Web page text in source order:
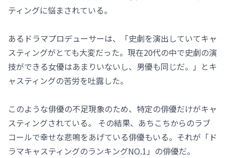
ティングに悩まされている。
あるドラマプロデューサーは、「史劇を演出していてキャ
スティングがとても大変だった。現在20代の中で史劇の演
技ができる女優はあまりいないし、男優も同じだ。」とキ
ャスティングの苦労を吐露した。
このような俳優の不足現象のため、特定の俳優だけがキャ
スティングされている。 その結果、あちこちからのラブ
コールで幸せな悲鳴をあげている俳優もいる。それが「ド
ラマキャスティングのランキングNO.1」の俳優だ。